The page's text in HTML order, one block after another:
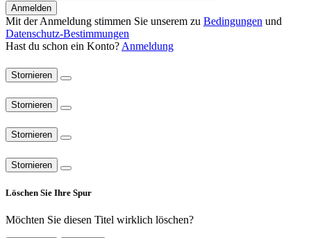
Anmelden
Mit der Anmeldung stimmen Sie unserem zu Bedingungen und
Datenschutz-Bestimmungen
Hast du schon ein Konto? Anmeldung
Stornieren
Stornieren
Stornieren
Stornieren
Löschen Sie Ihre Spur
Möchten Sie diesen Titel wirklich löschen?